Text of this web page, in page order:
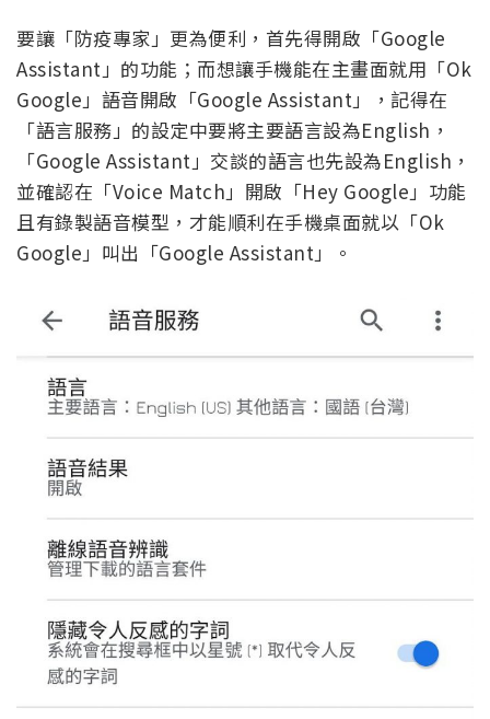
要讓「防疫專家」更為便利，首先得開啟「Google
Assistant」的功能；而想讓手機能在主畫面就用「Ok
Google」語音開啟「Google Assistant」，記得在
「語言服務」的設定中要將主要語言設為English，
「Google Assistant」交談的語言也先設為English，
並確認在「Voice Match」開啟「Hey Google」功能
且有錄製語音模型，才能順利在手機桌面就以「Ok
Google」叫出「Google Assistant」。